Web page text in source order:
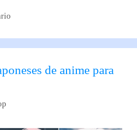
de anime para